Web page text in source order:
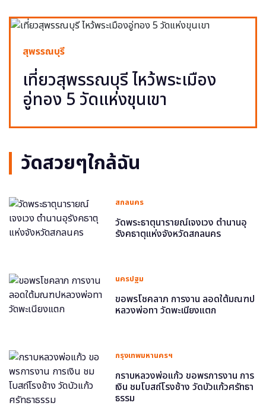
สุพรรณบุรี
เที่ยวสุพรรณบุรี ไหว้พระเมือง
อู่ทอง 5 วัดแห่งขุนเขา
วัดสวยๆใกล้ฉัน
สกลนคร
วัดพระธาตุนารายณ์เจงเวง ตำนานอุ
รังคธาตุแห่งจังหวัดสกลนคร
นครปฐม
ขอพรโชคลาภ การงาน ลอดใต้มณฑป
หลวงพ่อทา วัดพะเนียงแตก
กรุงเทพมหานครฯ
กราบหลวงพ่อแก้ว ขอพรการงาน การ
เงิน ชมโบสถ์โรงช้าง วัดบัวแก้วศรัทธา
ธรรม